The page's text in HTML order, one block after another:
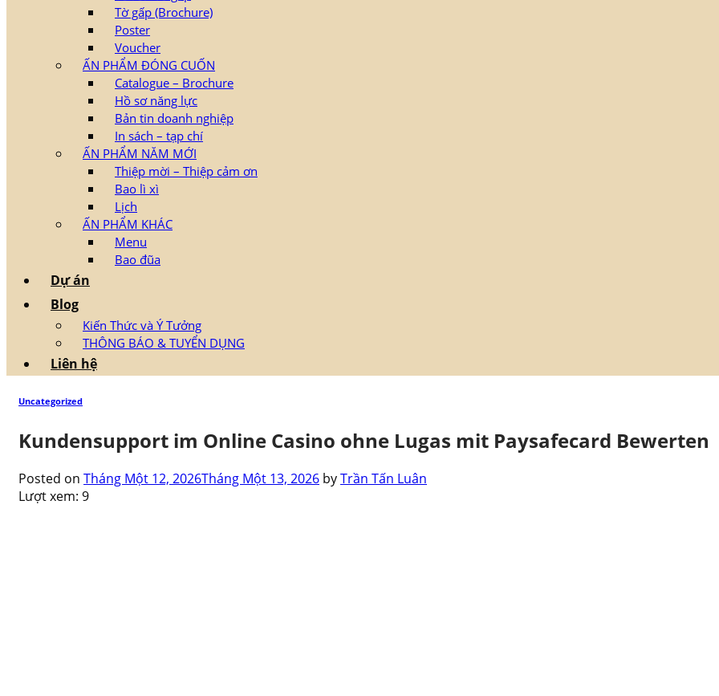
Tờ gấp (Brochure)
Poster
Voucher
ẤN PHẨM ĐÓNG CUỐN
Catalogue – Brochure
Hồ sơ năng lực
Bản tin doanh nghiệp
In sách – tạp chí
ẤN PHẨM NĂM MỚI
Thiệp mời – Thiệp cảm ơn
Bao lì xì
Lịch
ẤN PHẨM KHÁC
Menu
Bao đũa
Dự án
Blog
Kiến Thức và Ý Tưởng
THÔNG BÁO & TUYỂN DỤNG
Liên hệ
Uncategorized
Kundensupport im Online Casino ohne Lugas mit Paysafecard Bewerten
Posted on Tháng Một 12, 2026Tháng Một 13, 2026 byTrần Tấn Luân
Lượt xem: 9